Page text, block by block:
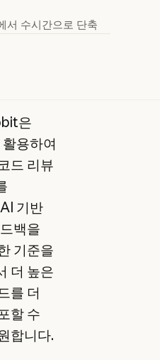
서 수시간으로 단축
은
용하여
드 리뷰
기반
백을
기준을
더 높은
를 더
할 수
합니다.